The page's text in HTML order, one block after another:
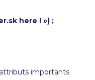
here ! ») ;
importants